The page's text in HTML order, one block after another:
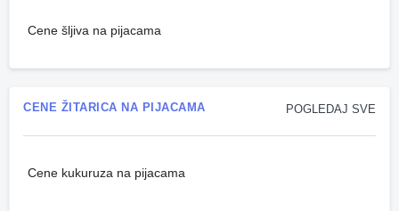
Cene šljiva na pijacama
POGLEDAJ SVE
CENE ŽITARICA NA PIJACAMA
Cene kukuruza na pijacama